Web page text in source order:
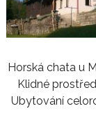
Horská chata u
Klidné
Ubytování